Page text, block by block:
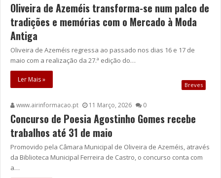
Oliveira de Azeméis transforma-se num palco de
tradições e memórias com o Mercado à Moda
Antiga
Oliveira de Azeméis regressa ao passado nos dias 16 e 17 de
maio com a realização da 27.ª edição do…
Ler Mais »
Breves
www.airinformacao.pt 11 Março, 2026 0
Concurso de Poesia Agostinho Gomes recebe
trabalhos até 31 de maio
Promovido pela Câmara Municipal de Oliveira de Azeméis, através
da Biblioteca Municipal Ferreira de Castro, o concurso conta com
a…